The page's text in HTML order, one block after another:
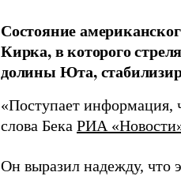
Состояние
Кирка, в которого
долины Юта,
«Поступает информация,
слова Бека РИА
Он выразил надежду, что